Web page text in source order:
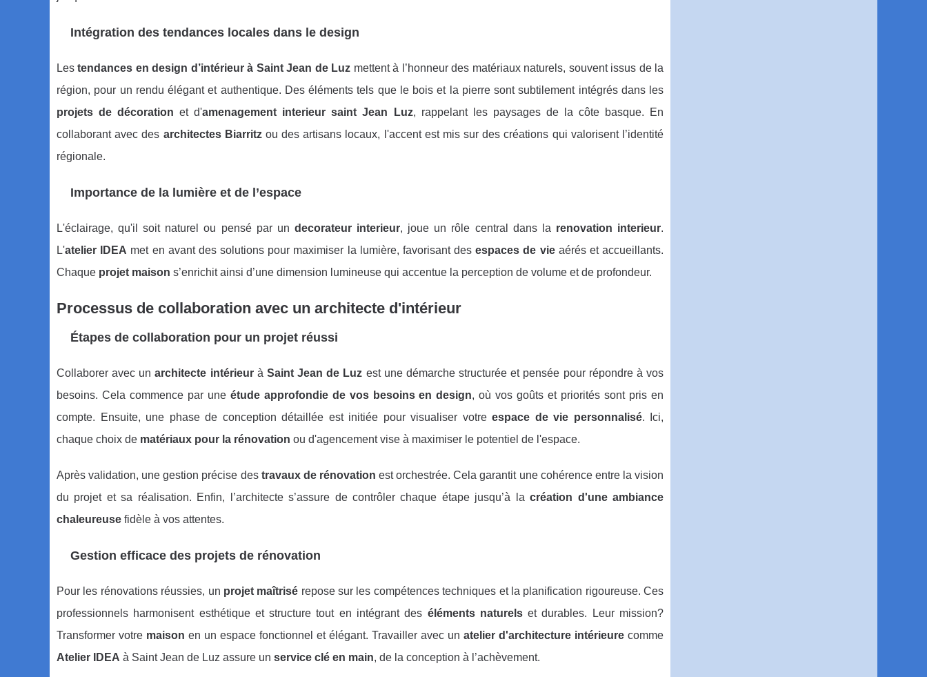
Intégration des tendances locales dans le design
Lestendances en design d’intérieur à Saint Jean de Luz mettent à l’honneur des matériaux naturels, souvent issus de la
région, pour un rendu élégant et authentique. Des éléments tels que le bois et la pierre sont subtilement intégrés dans les
projets de décoration et d'amenagement interieur saint Jean Luz, rappelant les paysages de la côte basque. En
collaborant avec des architectes Biarritzou des artisans locaux, l'accent est mis sur des créations qui valorisent l’identité
régionale.
Importance de la lumière et de l’espace
L'éclairage, qu'il soit naturel ou pensé par un decorateur interieur, joue un rôle central dans la renovation interieur.
L'atelier IDEA met en avant des solutions pour maximiser la lumière, favorisant desespaces de vieaérés et accueillants.
Chaque projet maison s’enrichit ainsi d’une dimension lumineuse qui accentue la perception de volume et de profondeur.
Processus de collaboration avec un architecte d'intérieur
Étapes de collaboration pour un projet réussi
Collaborer avec unarchitecte intérieurà Saint Jean de Luz est une démarche structurée et pensée pour répondre à vos
besoins. Cela commence par une étude approfondie de vos besoins en design, où vos goûts et priorités sont pris en
compte. Ensuite, une phase de conception détaillée est initiée pour visualiser votre espace de vie personnalisé. Ici,
chaque choix de matériaux pour la rénovation ou d'agencement vise à maximiser le potentiel de l'espace.
Après validation, une gestion précise des travaux de rénovation est orchestrée. Cela garantit une cohérence entre la vision
du projet et sa réalisation. Enfin, l’architecte s’assure de contrôler chaque étape jusqu’à lacréation d'une ambiance
chaleureuse fidèle à vos attentes.
Gestion efficace des projets de rénovation
Pour les rénovations réussies, un projet maîtrisé repose sur les compétences techniques et la planification rigoureuse. Ces
professionnels harmonisent esthétique et structure tout en intégrant des éléments naturelset durables. Leur mission?
Transformer votre maison en un espace fonctionnel et élégant. Travailler avec un atelier d'architecture intérieure comme
Atelier IDEA à Saint Jean de Luz assure un service clé en main, de la conception à l’achèvement.